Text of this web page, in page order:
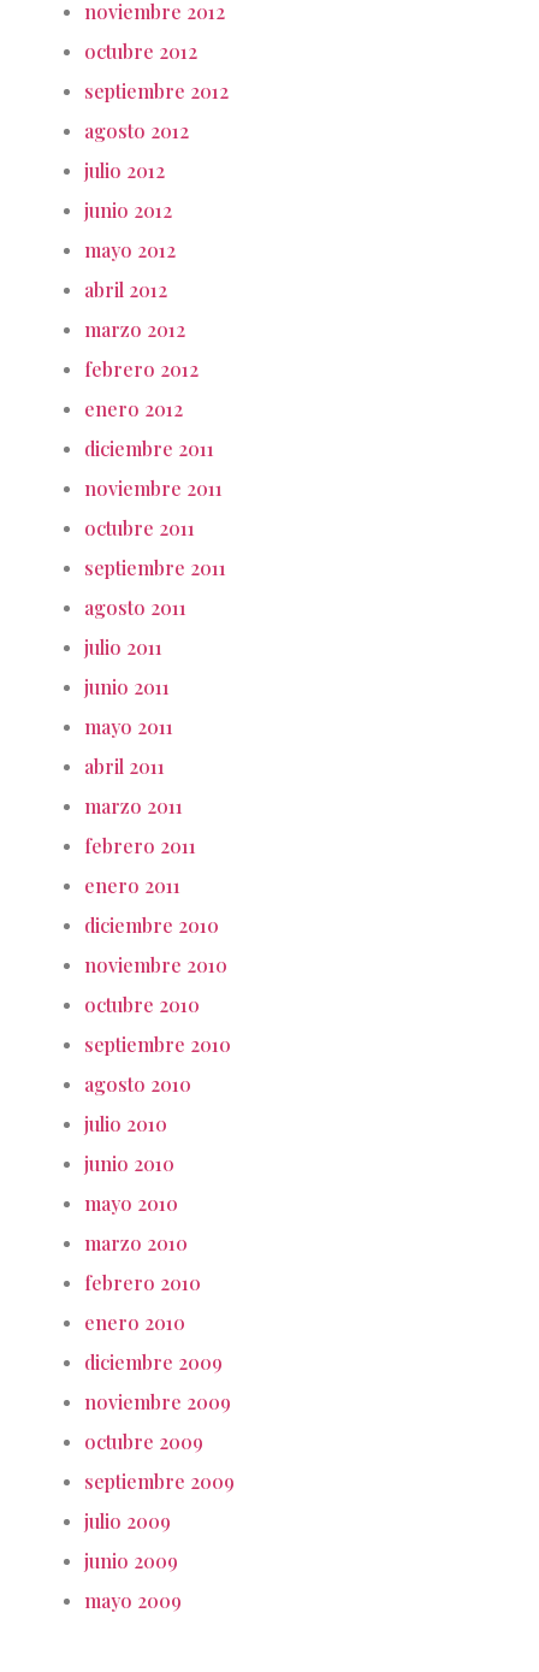
noviembre 2012
octubre 2012
septiembre 2012
agosto 2012
julio 2012
junio 2012
mayo 2012
abril 2012
marzo 2012
febrero 2012
enero 2012
diciembre 2011
noviembre 2011
octubre 2011
septiembre 2011
agosto 2011
julio 2011
junio 2011
mayo 2011
abril 2011
marzo 2011
febrero 2011
enero 2011
diciembre 2010
noviembre 2010
octubre 2010
septiembre 2010
agosto 2010
julio 2010
junio 2010
mayo 2010
marzo 2010
febrero 2010
enero 2010
diciembre 2009
noviembre 2009
octubre 2009
septiembre 2009
julio 2009
junio 2009
mayo 2009